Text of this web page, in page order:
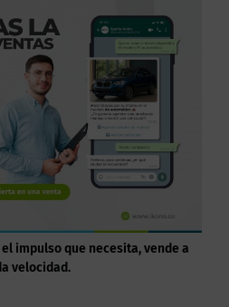
impulso que necesita, vende a
velocidad.